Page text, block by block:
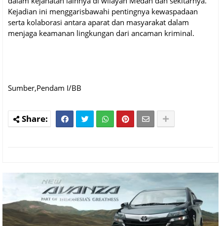
Kejadian ini menggarisbawahi pentingnya kewaspadaan
serta kolaborasi antara aparat dan masyarakat dalam
menjaga keamanan lingkungan dari ancaman kriminal.
Sumber,Pendam I/BB